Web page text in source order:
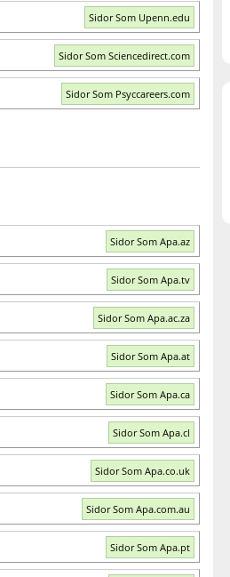
Sidor Som Upenn.edu
Sidor Som Sciencedirect.com
Sidor Som Psyccareers.com
Sidor Som Apa.az
Sidor Som Apa.tv
Sidor Som Apa.ac.za
Sidor Som Apa.at
Sidor Som Apa.ca
Sidor Som Apa.cl
Sidor Som Apa.co.uk
Sidor Som Apa.com.au
Sidor Som Apa.pt